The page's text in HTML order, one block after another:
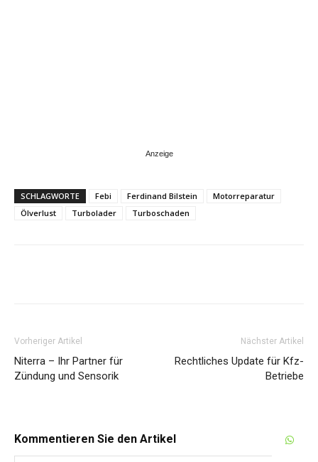
SCHLAGWORTE Febi Ferdinand Bilstein
Motorreparatur
Ölverlust
Turbolader Turboschaden
Vorheriger Artikel
Niterra – Ihr Partner für
Zündung und Sensorik
Nächster Artikel
Rechtliches Update für Kfz-
Betriebe
Kommentieren Sie den Artikel